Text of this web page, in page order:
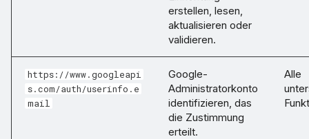
erstellen, lesen,
aktualisieren oder
validieren.
https://www.googleapi
s.com/auth/userinfo.e
mail
Google-
Administratorkonto
identifizieren, das
die Zustimmung
erteilt.
Alle